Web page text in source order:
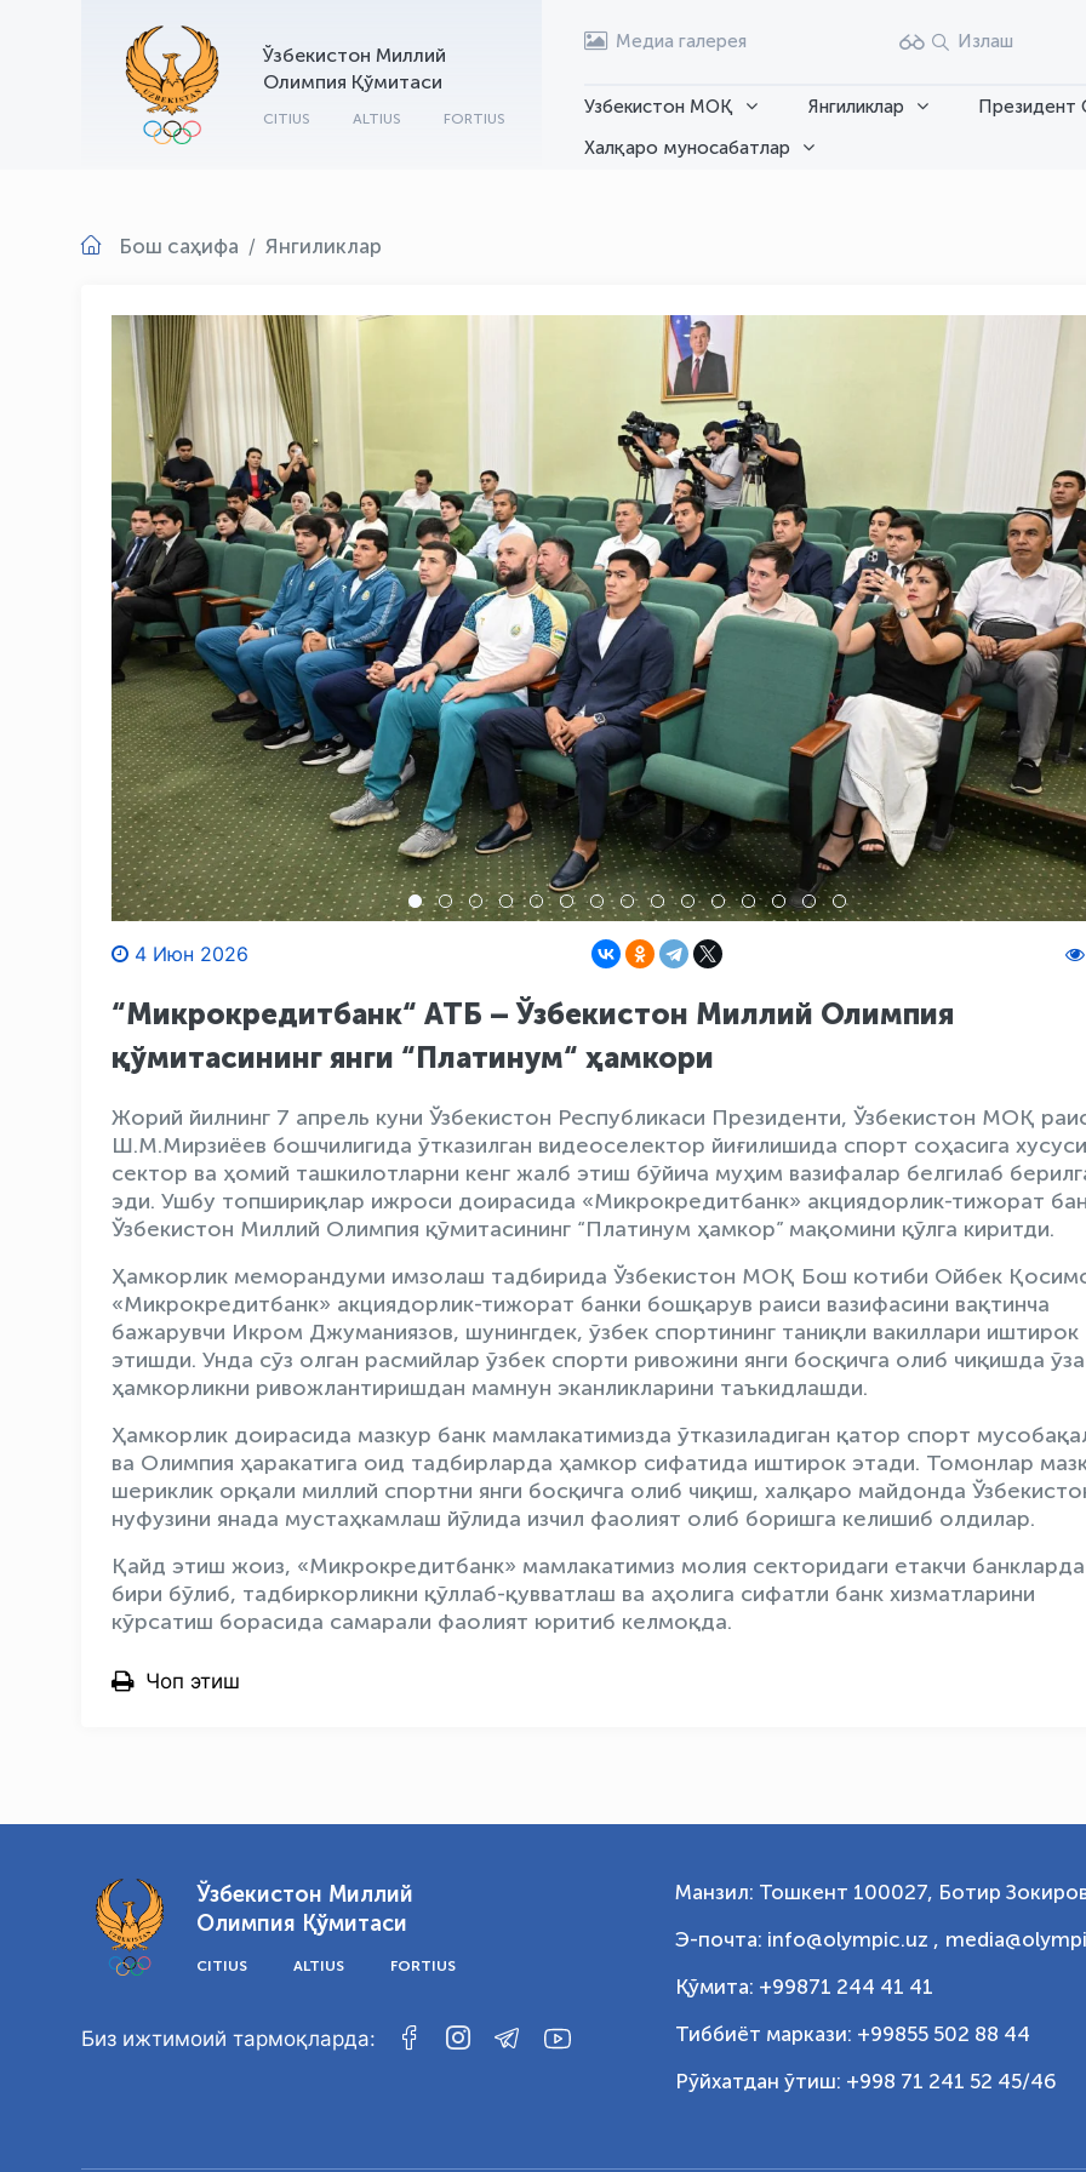
Ўзбекистон Миллий
Олимпия Қўмитаси
CITIUS ALTIUS FORTIUS
Медиа галерея Излаш
Узбекистон МОҚ Янгиликлар
Президент
Халқаро муносабатлар
Бош саҳифа Янгиликлар
4 Июн 2026
“Микрокредитбанк“ АТБ – Ўзбекистон Миллий Олимпия
қўмитасининг янги “Платинум“ ҳамкори
Жорий йилнинг 7 апрель куни Ўзбекистон Республикаси Президенти, Ўзбекистон МОҚ
Ш.M.Мирзиёев бошчилигида ўтказилган видеоселектор йиғилишида спорт соҳасига
сектор ва ҳомий ташкилотларни кенг жалб этиш бўйича муҳим вазифалар белгилаб
эди. Ушбу топшириқлар ижроси доирасида «Микрокредитбанк» акциядорлик-тижорат
Ўзбекистон Миллий Олимпия қўмитасининг “Платинум ҳамкор” мақомини қўлга киритди.
Ҳамкорлик меморандуми имзолаш тадбирида Ўзбекистон МОҚ Бош котиби Ойбек
«Микрокредитбанк» акциядорлик-тижорат банки бошқарув раиси вазифасини вақтинча
бажарувчи Икром Джуманиязов, шунингдек, ўзбек спортининг таниқли вакиллари иштирок
этишди. Унда сўз олган расмийлар ўзбек спорти ривожини янги босқичга олиб чиқишда
ҳамкорликни ривожлантиришдан мамнун эканликларини таъкидлашди.
Ҳамкорлик доирасида мазкур банк мамлакатимизда ўтказиладиган қатор спорт
ва Олимпия ҳаракатига оид тадбирларда ҳамкор сифатида иштирок этади. Томонлар
шериклик орқали миллий спортни янги босқичга олиб чиқиш, халқаро майдонда
нуфузини янада мустаҳкамлаш йўлида изчил фаолият олиб боришга келишиб олдилар.
Қайд этиш жоиз, «Микрокредитбанк» мамлакатимиз молия секторидаги етакчи
бири бўлиб, тадбиркорликни қўллаб-қувватлаш ва аҳолига сифатли банк хизматларини
кўрсатиш борасида самарали фаолият юритиб келмоқда.
Чоп этиш
Ўзбекистон Миллий
Олимпия Қўмитаси
CITIUS ALTIUS FORTIUS
Биз ижтимоий тармоқларда:
Манзил: Тошкент 100027, Ботир
Э-почта: info@olympic.uz ,
Қўмита: +99871 244 41 41
Тиббиёт маркази: +99855 502 88 44
Рўйхатдан ўтиш: +998 71 241 52 45/46